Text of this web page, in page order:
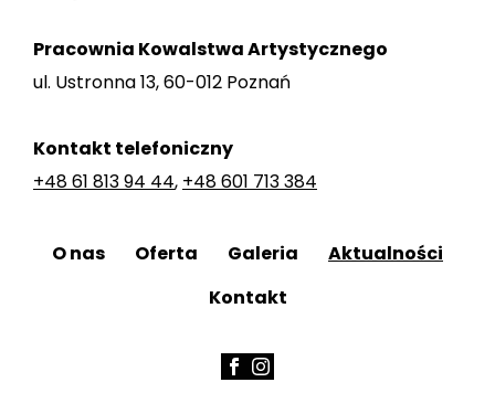
Pracownia Kowalstwa Artystycznego
ul. Ustronna 13, 60-012 Poznań
Kontakt telefoniczny
+48 61 813 94 44, +48 601 713 384
O nas Oferta Galeria
Aktualności
Kontakt